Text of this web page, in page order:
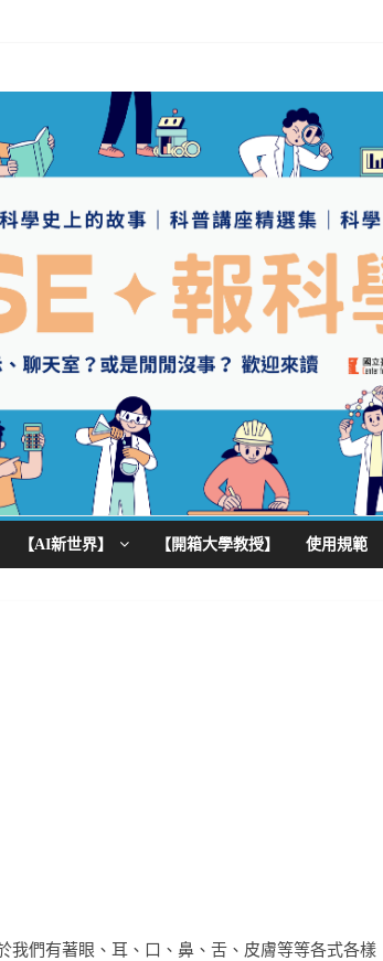
【AI新世界】 【開箱大學教授】 使用規範
我們有著眼、耳、口、鼻、舌、皮膚等等各式各樣